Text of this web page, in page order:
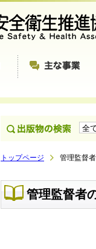
トップページ 管理監督
管理監督者